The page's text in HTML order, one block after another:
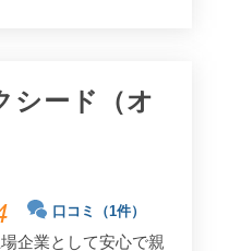
シード（オ
口コミ（1件）
企業として安心で親